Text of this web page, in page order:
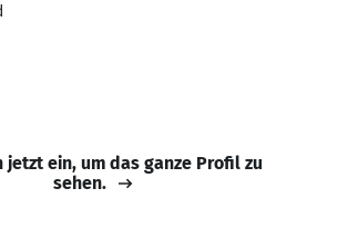
jetzt ein, um das ganze Profil zu
sehen.